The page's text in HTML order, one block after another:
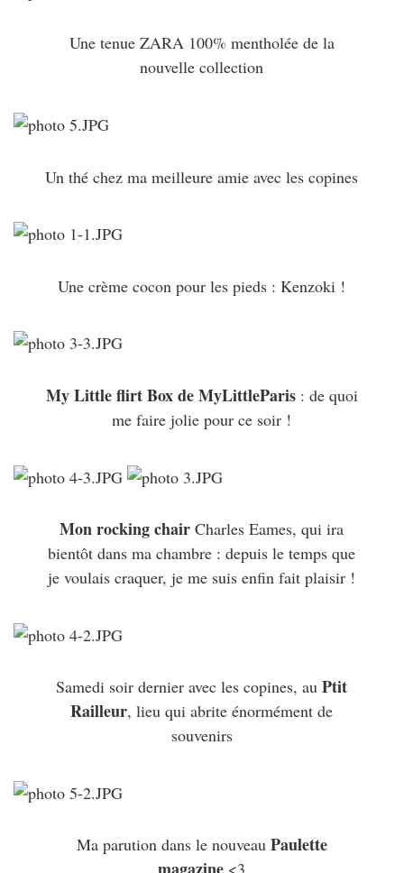
Une tenue ZARA 100% mentholée de la
nouvelle collection
Un thé chez ma meilleure amie avec les copines
Une crème cocon pour les pieds : Kenzoki !
My Little flirt Box de MyLittleParis: de quoi
me faire jolie pour ce soir !
Mon rocking chair Charles Eames, qui ira
bientôt dans ma chambre : depuis le temps que
je voulais craquer, je me suis enfin fait plaisir !
Samedi soir dernier avec les copines, auPtit
Railleur, lieu qui abrite énormément de
souvenirs
Ma parution dans le nouveau Paulette